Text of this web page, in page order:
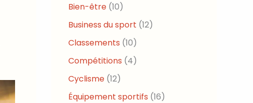
Bien-être (10)
Business du sport (12)
Classements (10)
Compétitions (4)
Cyclisme (12)
Équipement sportifs (16)